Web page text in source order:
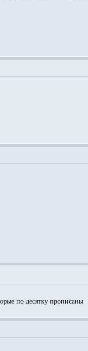
по десятку прописаны